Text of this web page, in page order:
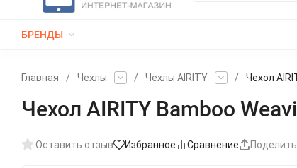
БРЕНДЫ
Главная / Чехлы / Чехлы AIRITY / Чехол
Чехол AIRITY Bamboo
Оставить отзыв Избранное Сравнение